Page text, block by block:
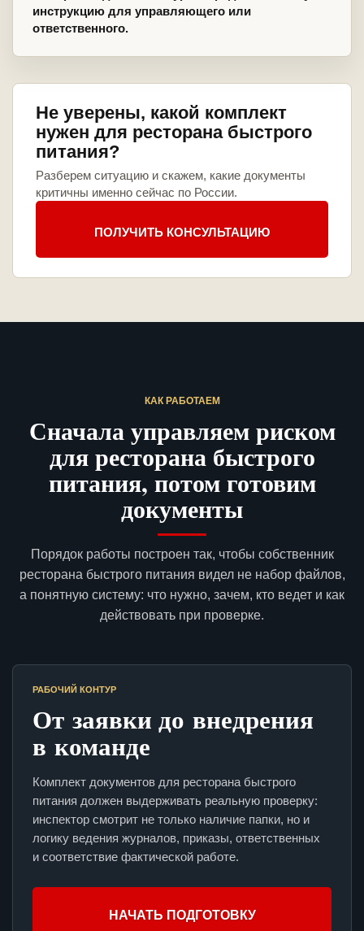
инструкцию для управляющего или
ответственного.
Не уверены, какой комплект
нужен для ресторана быстрого
питания?
Разберем ситуацию и скажем, какие документы
критичны именно сейчас по России.
ПОЛУЧИТЬ КОНСУЛЬТАЦИЮ
КАК РАБОТАЕМ
Сначала управляем риском
для ресторана быстрого
питания, потом готовим
документы
Порядок работы построен так, чтобы собственник
ресторана быстрого питания видел не набор файлов,
а понятную систему: что нужно, зачем, кто ведет и как
действовать при проверке.
РАБОЧИЙ КОНТУР
От заявки до внедрения
в команде
Комплект документов для ресторана быстрого
питания должен выдерживать реальную проверку:
инспектор смотрит не только наличие папки, но и
логику ведения журналов, приказы, ответственных
и соответствие фактической работе.
НАЧАТЬ ПОДГОТОВКУ